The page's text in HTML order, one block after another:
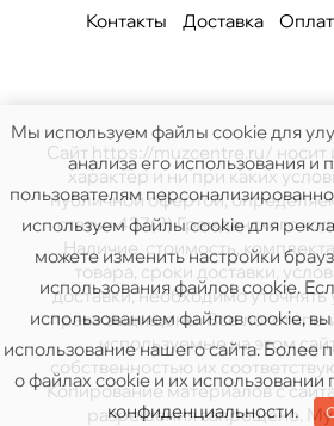
Контакты Доставка
Сайт https://muzcentre.ru/
характер и ни при каких
публичной офертой,
статьи 437(2) Гражданского
Наличие, стоимость,
товара, сроки доставки,
доставки, необходимо
права защищены. Все логотипы
используемые на этом
собственностью их
Копирование материалов с
разрешения запрещено.
Мы используем файлы cookie для
анализа его использования и
пользователям
используем файлы cookie для
можете изменить настройки
использования файлов cookie.
использованием файлов cookie,
использование нашего сайта. Более
о файлах cookie и их использовании
конфиденциальности.